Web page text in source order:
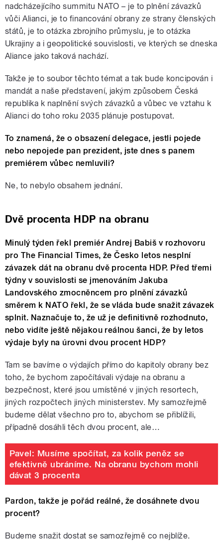
nadcházejícího summitu NATO – je to plnění závazků
vůči Alianci, je to financování obrany ze strany členských
států, je to otázka zbrojního průmyslu, je to otázka
Ukrajiny a i geopolitické souvislosti, ve kterých se dneska
Aliance jako taková nachází.
Takže je to soubor těchto témat a tak bude koncipován i
mandát a naše představení, jakým způsobem Česká
republika k naplnění svých závazků a vůbec ve vztahu k
Alianci do toho roku 2035 plánuje postupovat.
To znamená, že o obsazení delegace, jestli pojede
nebo nepojede pan prezident, jste dnes s panem
premiérem vůbec nemluvili?
Ne, to nebylo obsahem jednání.
Dvě procenta HDP na obranu
Minulý týden řekl premiér Andrej Babiš v rozhovoru
pro The Financial Times, že Česko letos nesplní
závazek dát na obranu dvě procenta HDP. Před třemi
týdny v souvislosti se jmenováním Jakuba
Landovského zmocněncem pro plnění závazků
směrem k NATO řekl, že se vláda bude snažit závazek
splnit. Naznačuje to, že už je definitivně rozhodnuto,
nebo vidíte ještě nějakou reálnou šanci, že by letos
výdaje byly na úrovni dvou procent HDP?
Tam se bavíme o výdajích přímo do kapitoly obrany bez
toho, že bychom započítávali výdaje na obranu a
bezpečnost, které jsou umístěné v jiných resortech,
jiných rozpočtech jiných ministerstev. My samozřejmě
budeme dělat všechno pro to, abychom se přiblížili,
případně dosáhli těch dvou procent, ale…
Pavel: Musíme spočítat, za kolik peněz se
efektivně ubráníme. Na obranu bychom mohli
dávat 3 procenta
Pardon, takže je pořád reálné, že dosáhnete dvou
procent?
Budeme snažit dostat se samozřejmě co nejblíže.